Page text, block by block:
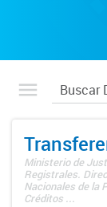
Ministerio de
Registrales.
Nacionales de la
Créditos ...